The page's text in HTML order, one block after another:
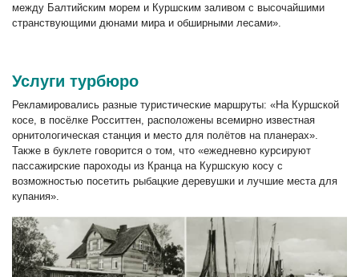
между Балтийским морем и Куршским заливом с высочайшими
странствующими дюнами мира и обширными лесами».
Услуги турбюро
Рекламировались разные туристические маршруты: «На Куршской
косе, в посёлке Росситтен, расположены всемирно известная
орнитологическая станция и место для полётов на планерах».
Также в буклете говорится о том, что «ежедневно курсируют
пассажирские пароходы из Кранца на Куршскую косу с
возможностью посетить рыбацкие деревушки и лучшие места для
купания».